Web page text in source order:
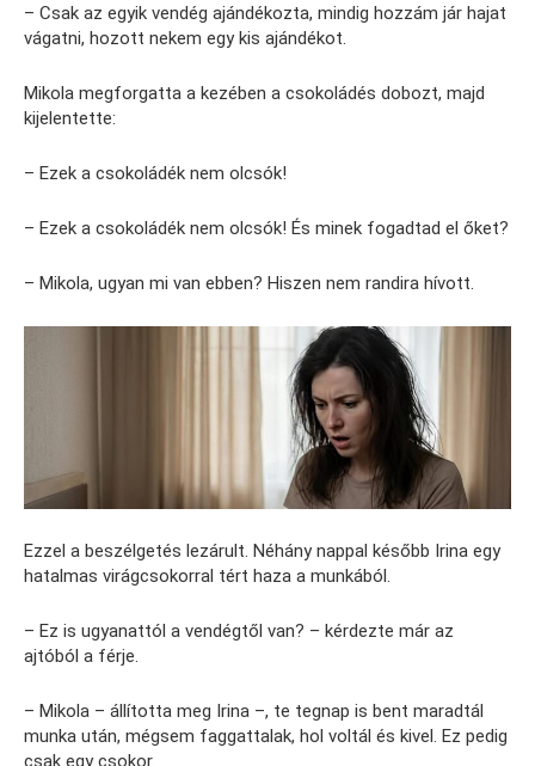
– Csak az egyik vendég ajándékozta, mindig hozzám jár hajat
vágatni, hozott nekem egy kis ajándékot.
Mikola megforgatta a kezében a csokoládés dobozt, majd
kijelentette:
– Ezek a csokoládék nem olcsók!
– Ezek a csokoládék nem olcsók! És minek fogadtad el őket?
– Mikola, ugyan mi van ebben? Hiszen nem randira hívott.
Ezzel a beszélgetés lezárult. Néhány nappal később Irina egy
hatalmas virágcsokorral tért haza a munkából.
– Ez is ugyanattól a vendégtől van? – kérdezte már az
ajtóból a férje.
– Mikola – állította meg Irina –, te tegnap is bent maradtál
munka után, mégsem faggattalak, hol voltál és kivel. Ez pedig
csak egy csokor.